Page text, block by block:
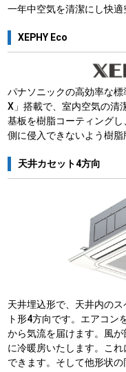
一年中空気を清潔にし快適
XEPHY Eco
パナソニックの高効率な
X」搭載で、室内空気の清
基板を樹脂コーティング
側に侵入できないよう樹脂
天井カセット4方向
天井埋込形で、天井内の
ト形4方向です。エアコン
から気流を届けます。風
に冷暖房いたします。こ
できます。そして他形状